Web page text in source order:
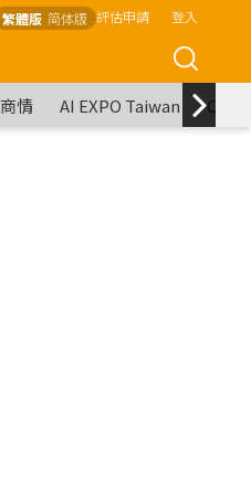
繁體版 简体版 評估申請 登入
商情 AI EXPO Taiwan